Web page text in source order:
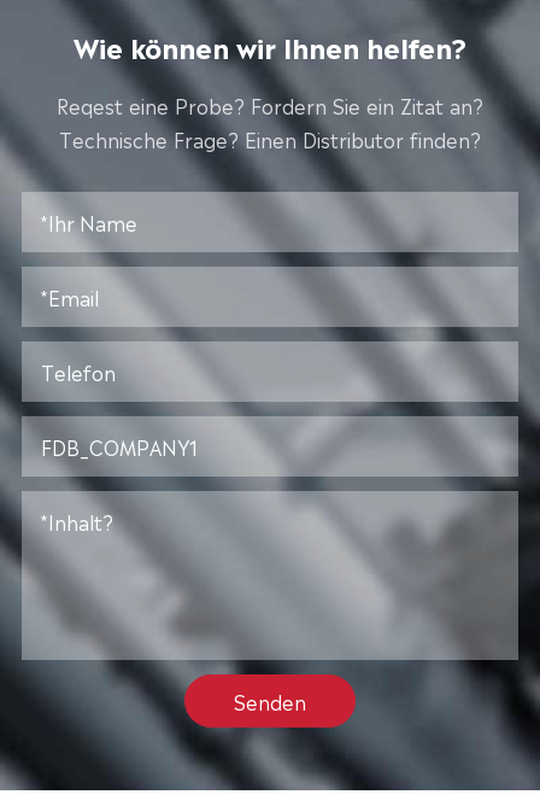
Wie können wir Ihnen helfen?
Reqest eine Probe? Fordern Sie ein Zitat an?
Technische Frage? Einen Distributor finden?
Senden